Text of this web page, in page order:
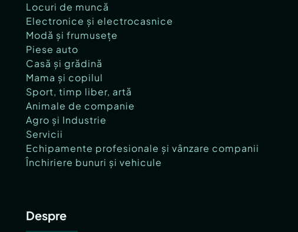
Locuri de muncă
Electronice și electrocasnice
Modă și frumusețe
Piese auto
Casă și grădină
Mama și copilul
Sport, timp liber, artă
Animale de companie
Agro și Industrie
Servicii
Echipamente profesionale și vânzare companii
Închiriere bunuri și vehicule
Despre